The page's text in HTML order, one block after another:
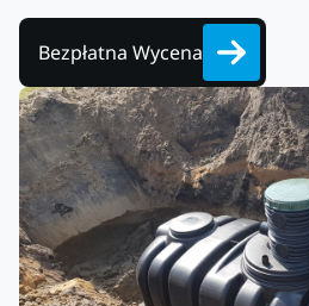
Bezpłatna Wycena